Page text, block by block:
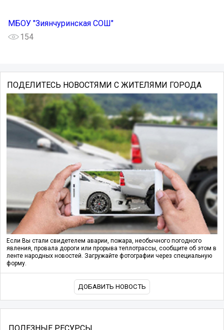
МБОУ "Зиянчуринская СОШ"
154
ПОДЕЛИТЕСЬ НОВОСТЯМИ С ЖИТЕЛЯМИ ГОРОДА
Если Вы стали свидетелем аварии, пожара, необычного погодного
явления, провала дороги или прорыва теплотрассы, сообщите об этом в
ленте народных новостей. Загружайте фотографии через специальную
форму.
ДОБАВИТЬ НОВОСТЬ